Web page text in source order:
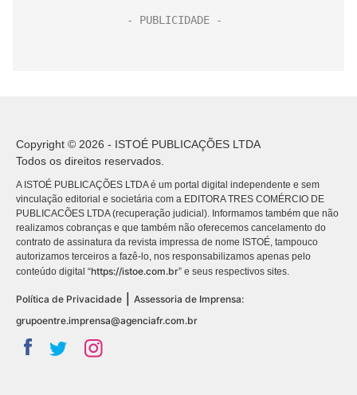
Copyright © 2026 - ISTOÉ PUBLICAÇÕES LTDA
Todos os direitos reservados.
A ISTOÉ PUBLICAÇÕES LTDA é um portal digital independente e sem
vinculação editorial e societária com a EDITORA TRES COMÉRCIO DE
PUBLICACÕES LTDA (recuperação judicial). Informamos também que não
realizamos cobranças e que também não oferecemos cancelamento do
contrato de assinatura da revista impressa de nome ISTOÉ, tampouco
autorizamos terceiros a fazê-lo, nos responsabilizamos apenas pelo
conteúdo digital “https://istoe.com.br” e seus respectivos sites.
Política de Privacidade
Assessoria de Imprensa:
grupoentre.imprensa@agenciafr.com.br